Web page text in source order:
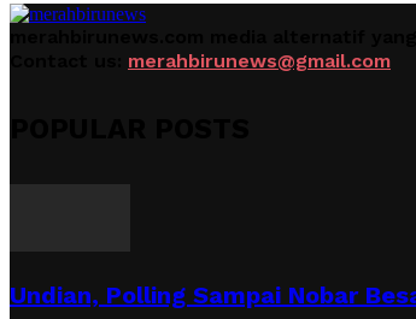
merahbirunews@gmail.com
Undian, Polling Sampai Nobar